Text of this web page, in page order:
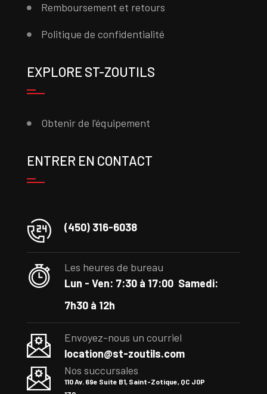
Remboursement et retours
Politique de confidentialité
EXPLORE ST-ZOUTILS
Obtenir de l'équipement
ENTRER EN CONTACT
(450) 316-6038
Les heures de bureau
Lun - Ven: 7:30 à 17:00 Samedi:
7h30 à 12h
Envoyez-nous un courriel
location@st-zoutils.com
Nos succursales
110 Av. 69e Suite B1, Saint-Zotique, QC J0P